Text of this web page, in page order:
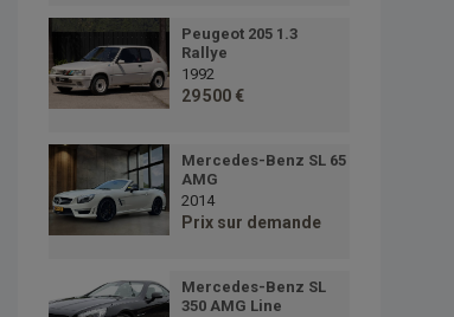
Peugeot 205 1.3
Rallye
1992
29 500 €
Mercedes-Benz SL 65
AMG
2014
Prix sur demande
Mercedes-Benz SL
350 AMG Line